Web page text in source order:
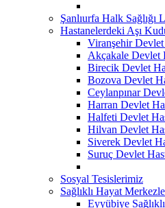
Şanlıurfa Halk Sağlığı
Hastanelerdeki Aşı
Viranşehir
Akçakale Devlet
Birecik Devlet
Bozova Devlet
Ceylanpınar
Harran Devlet
Halfeti Devlet
Hilvan Devlet
Siverek Devlet
Suruç Devlet
Sosyal Tesislerimiz
Sağlıklı Hayat
Eyyübiye